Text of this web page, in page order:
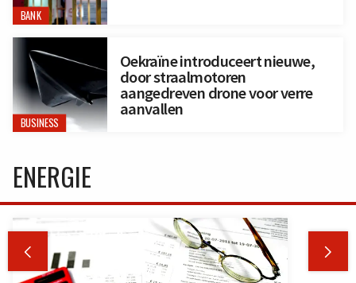
BANK
BUSINESS
Oekraïne introduceert nieuwe,
door straalmotoren
aangedreven drone voor verre
aanvallen
ENERGIE
 